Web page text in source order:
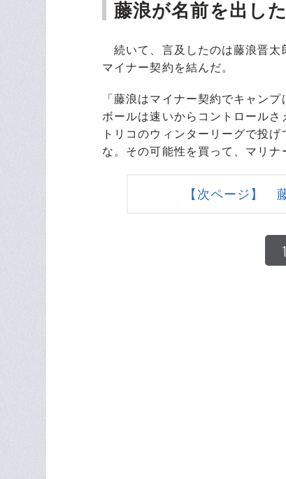
藤浪が名前を出し
続いて、言及したのは藤浪晋太
マイナー契約を結んだ。
「藤浪はマイナー契約でキャン
ボールは速いからコントロール
トリコのウィンターリーグで投
な。その可能性を買って、マリナ
【次ページ】
1